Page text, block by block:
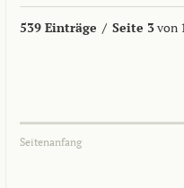
539 Einträge / Seite 3von
Seitenanfang